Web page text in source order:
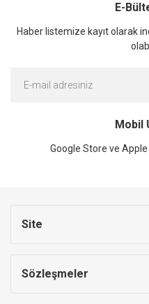
E-
Haber listemize kayıt olarak
Mobil
Google Store ve
Site
Sözleşmeler